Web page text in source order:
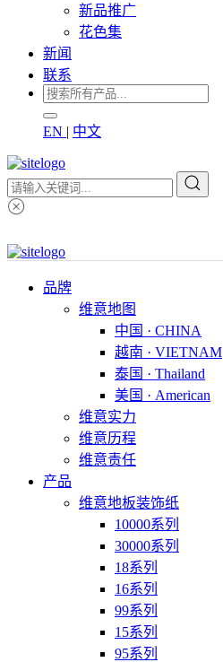
新品推广
花色集
新闻
联系
EN | 中文
品牌
维意地图
中国 · CHINA
越南 · VIETNAM
泰国 · Thailand
美国 · American
维意实力
维意历程
维意责任
产品
维意地板装饰纸
10000系列
30000系列
18系列
16系列
99系列
15系列
95系列